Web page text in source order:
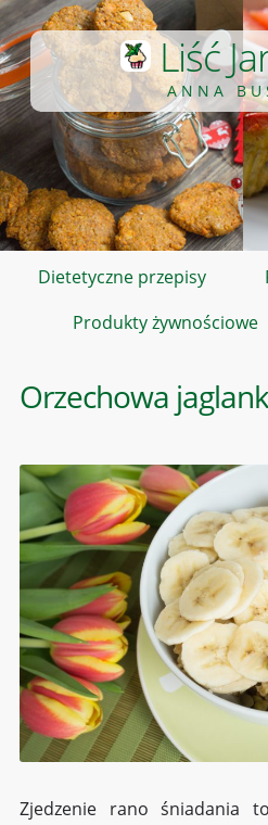
Liść
ANNA
Dietetyczne przepisy
Produkty żywnościowe
Orzechowa
Zjedzenie rano śniadania